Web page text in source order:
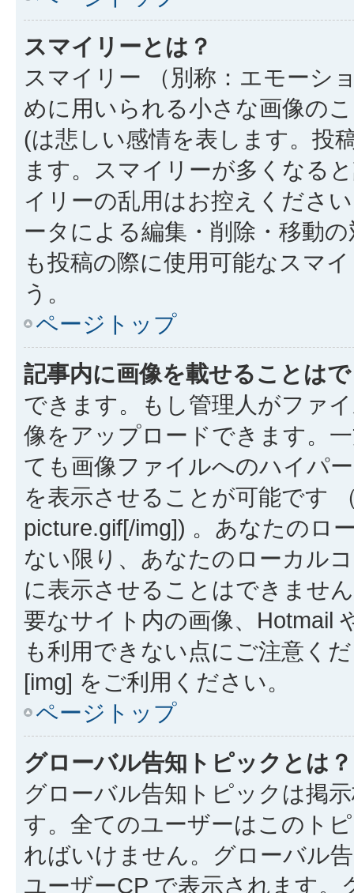
スマイリーとは？
スマイリー （別称：エモーシ
めに用いられる小さな画像の
(は悲しい感情を表します。投
ます。スマイリーが多くなる
イリーの乱用はお控えくださ
ータによる編集・削除・移動
も投稿の際に使用可能なスマ
う。
ページトップ
記事内に画像を載せることは
できます。もし管理人がファ
像をアップロードできます。
ても画像ファイルへのハイパ
を表示させることが可能です
picture.gif[/img]) 。あなたのロ
ない限り、あなたのローカル
に表示させることはできませ
要なサイト内の画像、Hotmail
も利用できない点にご注意く
[img] をご利用ください。
ページトップ
グローバル告知トピックとは？
グローバル告知トピックは掲
す。全てのユーザーはこのト
ればいけません。グローバル
ユーザーCP で表示されます